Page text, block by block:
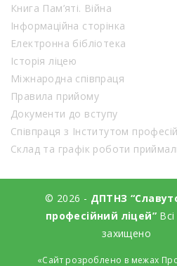
Книга Пам’яті. Війна
Інформаційна сторінка
Електронна бібліотека
Історія ліцею
Міжнародна співпраця
Правила прийому
Документи до вступу
Співпраця з Інститутом
Склад та графік
© 2026 - ДПТНЗ
професійний ліцей”Всі
захищено
«Сайт розроблено в межах